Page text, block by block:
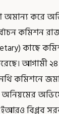
অমান্য করে
কমিশন
কাছে
আগামী
কমিশনে
বিপ্লব